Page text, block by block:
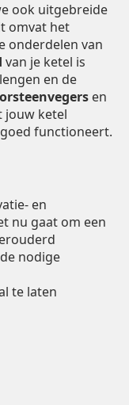
ook uitgebreide
omvat het
onderdelen van
van je ketel is
en de
en
jouw ketel
functioneert.
en
nu gaat om een
nodige
te laten